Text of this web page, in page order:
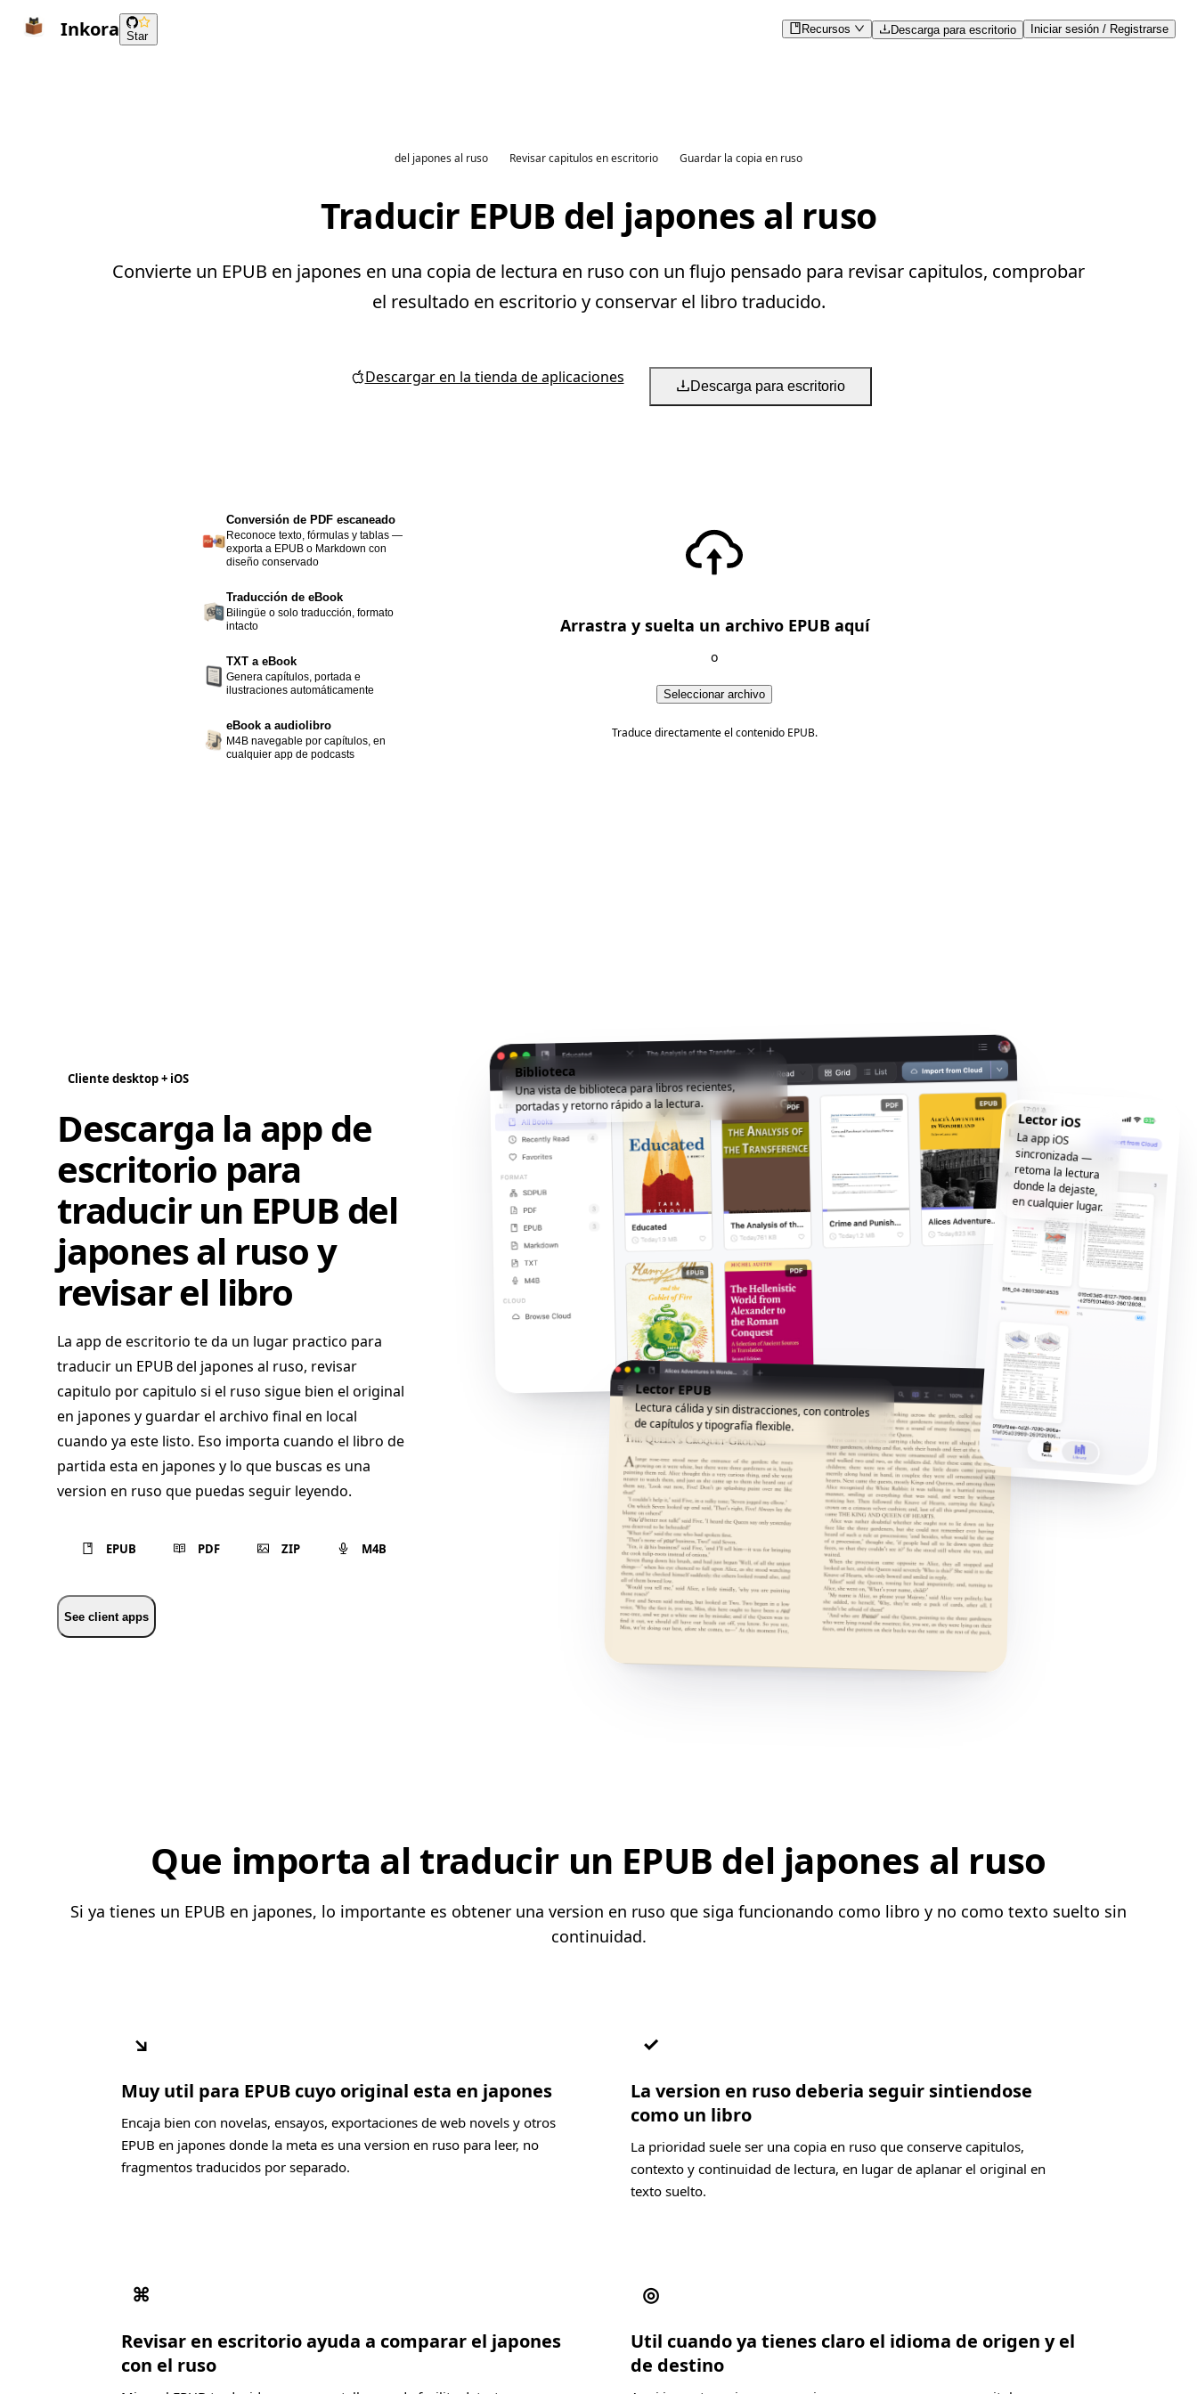
Inkora Star
Recursos Descarga para escritorio Iniciar sesión / Registrarse
del japones al ruso Revisar capitulos en escritorio Guardar la copia en ruso
Traducir EPUB del japones al ruso
Convierte un EPUB en japones en una copia de lectura en ruso con un flujo pensado para revisar capitulos, comprobar
el resultado en escritorio y conservar el libro traducido.
Descargar en la tienda de aplicaciones Descarga para escritorio
Conversión de PDF escaneado
Reconoce texto, fórmulas y tablas —
exporta a EPUB o Markdown con
diseño conservado
Traducción de eBook
Bilingüe o solo traducción, formato
intacto
TXT a eBook
Genera capítulos, portada e
ilustraciones automáticamente
eBook a audiolibro
M4B navegable por capítulos, en
cualquier app de podcasts
Arrastra y suelta un archivo EPUB aquí
o
Seleccionar archivo
Traduce directamente el contenido EPUB.
Cliente desktop + iOS
Descarga la app de
escritorio para
traducir un EPUB del
japones al ruso y
revisar el libro
La app de escritorio te da un lugar practico para
traducir un EPUB del japones al ruso, revisar
capitulo por capitulo si el ruso sigue bien el original
en japones y guardar el archivo final en local
cuando ya este listo. Eso importa cuando el libro de
partida esta en japones y lo que buscas es una
version en ruso que puedas seguir leyendo.
EPUB PDF ZIP M4B
See client apps
Biblioteca
Una vista de biblioteca para libros recientes,
portadas y retorno rápido a la lectura.
Lector EPUB
Lectura cálida y sin distracciones, con controles
de capítulos y tipografía flexible.
Lector iOS
La app iOS
sincronizada —
retoma la lectura
donde la dejaste,
en cualquier lugar.
Que importa al traducir un EPUB del japones al ruso
Si ya tienes un EPUB en japones, lo importante es obtener una version en ruso que siga funcionando como libro y no como texto suelto sin
continuidad.
↘
Muy util para EPUB cuyo original esta en japones
Encaja bien con novelas, ensayos, exportaciones de web novels y otros
EPUB en japones donde la meta es una version en ruso para leer, no
fragmentos traducidos por separado.
✓
La version en ruso deberia seguir sintiendose
como un libro
La prioridad suele ser una copia en ruso que conserve capitulos,
contexto y continuidad de lectura, en lugar de aplanar el original en
texto suelto.
⌘
Revisar en escritorio ayuda a comparar el japones
con el ruso
◎
Util cuando ya tienes claro el idioma de origen y el
de destino